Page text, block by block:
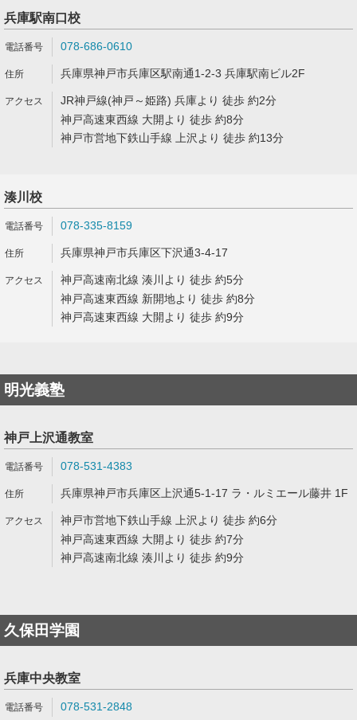
兵庫駅南口校
078-686-0610
兵庫県神戸市兵庫区駅南通1-2-3 兵庫駅南ビル2F
JR神戸線(神戸～姫路) 兵庫より 徒歩 約2分
神戸高速東西線 大開より 徒歩 約8分
神戸市営地下鉄山手線 上沢より 徒歩 約13分
湊川校
078-335-8159
兵庫県神戸市兵庫区下沢通3-4-17
神戸高速南北線 湊川より 徒歩 約5分
神戸高速東西線 新開地より 徒歩 約8分
神戸高速東西線 大開より 徒歩 約9分
明光義塾
神戸上沢通教室
078-531-4383
兵庫県神戸市兵庫区上沢通5-1-17 ラ・ルミエール藤井 1F
神戸市営地下鉄山手線 上沢より 徒歩 約6分
神戸高速東西線 大開より 徒歩 約7分
神戸高速南北線 湊川より 徒歩 約9分
久保田学園
兵庫中央教室
078-531-2848